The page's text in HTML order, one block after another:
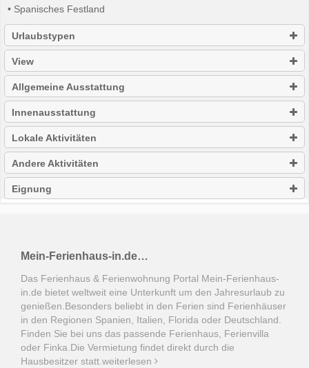
• Spanisches Festland
Urlaubstypen
View
Allgemeine Ausstattung
Innenausstattung
Lokale Aktivitäten
Andere Aktivitäten
Eignung
Mein-Ferienhaus-in.de…
Das Ferienhaus & Ferienwohnung Portal Mein-Ferienhaus-
in.de bietet weltweit eine Unterkunft um den Jahresurlaub zu
genießen.Besonders beliebt in den Ferien sind Ferienhäuser
in den Regionen Spanien, Italien, Florida oder Deutschland.
Finden Sie bei uns das passende Ferienhaus, Ferienvilla
oder Finka.Die Vermietung findet direkt durch die
Hausbesitzer statt. weiterlesen